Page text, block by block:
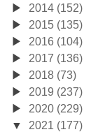
2014 (152)
2015 (135)
2016 (104)
2017 (136)
2018 (73)
2019 (237)
2020 (229)
2021 (177)